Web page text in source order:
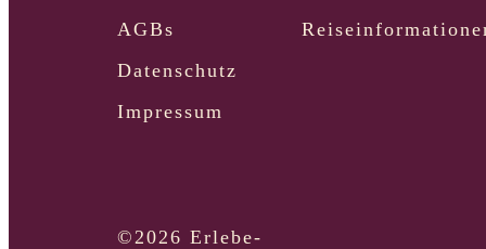
AGBs
Datenschutz
Impressum
©2026 Erlebe-